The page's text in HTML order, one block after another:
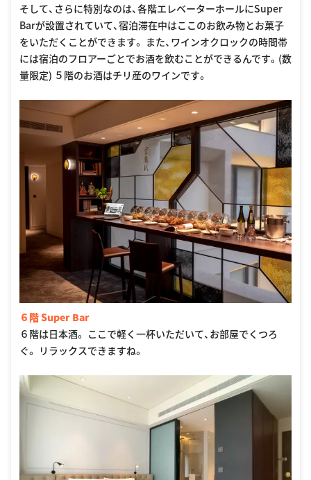
そして、さらに特別なのは、各階エレベーターホールにSuper
Barが設置されていて、宿泊滞在中はここのお飲み物とお菓子
をいただくことができます。 また、ワインオクロックの時間帯
には宿泊のフロアーごとでお酒を飲むことができるんです。(数
量限定) ５階のお酒はチリ産のワインです。
６階 Super Bar
６階は日本酒。 ここで軽く一杯いただいて、お部屋でくつろ
ぐ。 リラックスできますね。